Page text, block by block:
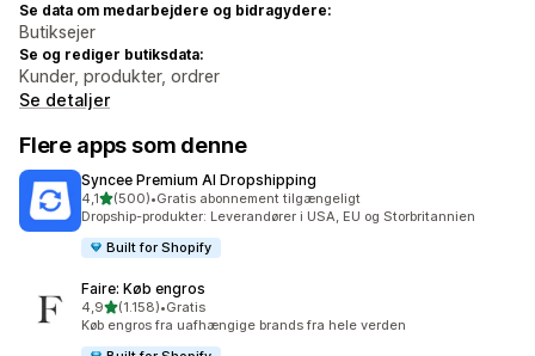
Se data om medarbejdere og bidragydere:
Butiksejer
Se og rediger butiksdata:
Kunder, produkter, ordrer
Se detaljer
Flere apps som denne
Syncee Premium AI Dropshipping
4,1ud af 5 stjerner
(500)
500 anmeldelser i alt
•Gratis abonnement tilgængeligt
Dropship-produkter: Leverandører i USA, EU og Storbritannien
Built for Shopify
Faire: Køb engros
4,9ud af 5 stjerner
(1.158)
1158 anmeldelser i alt
•Gratis
Køb engros fra uafhængige brands fra hele verden